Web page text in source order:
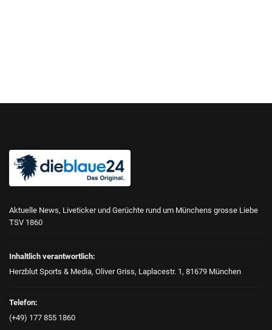
Aktuelle News, Liveticker und Gerüchte rund um Münchens grosse Liebe
TSV 1860
Inhaltlich verantwortlich:
Herzblut Sports & Media, Oliver Griss, Laplacestr. 1, 81679 München
Telefon:
(+49) 177 855 1860